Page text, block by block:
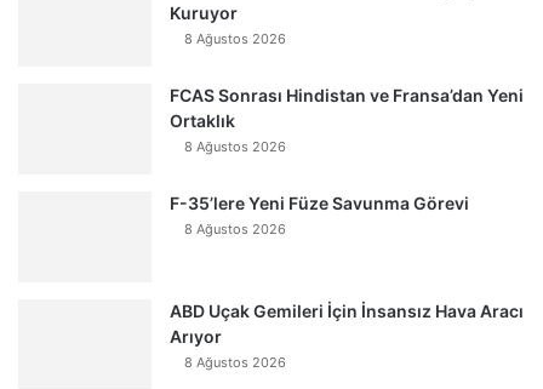
Kuruyor
8 Ağustos 2026
FCAS Sonrası Hindistan ve Fransa’dan Yeni
Ortaklık
8 Ağustos 2026
F-35’lere Yeni Füze Savunma Görevi
8 Ağustos 2026
ABD Uçak Gemileri İçin İnsansız Hava Aracı
Arıyor
8 Ağustos 2026